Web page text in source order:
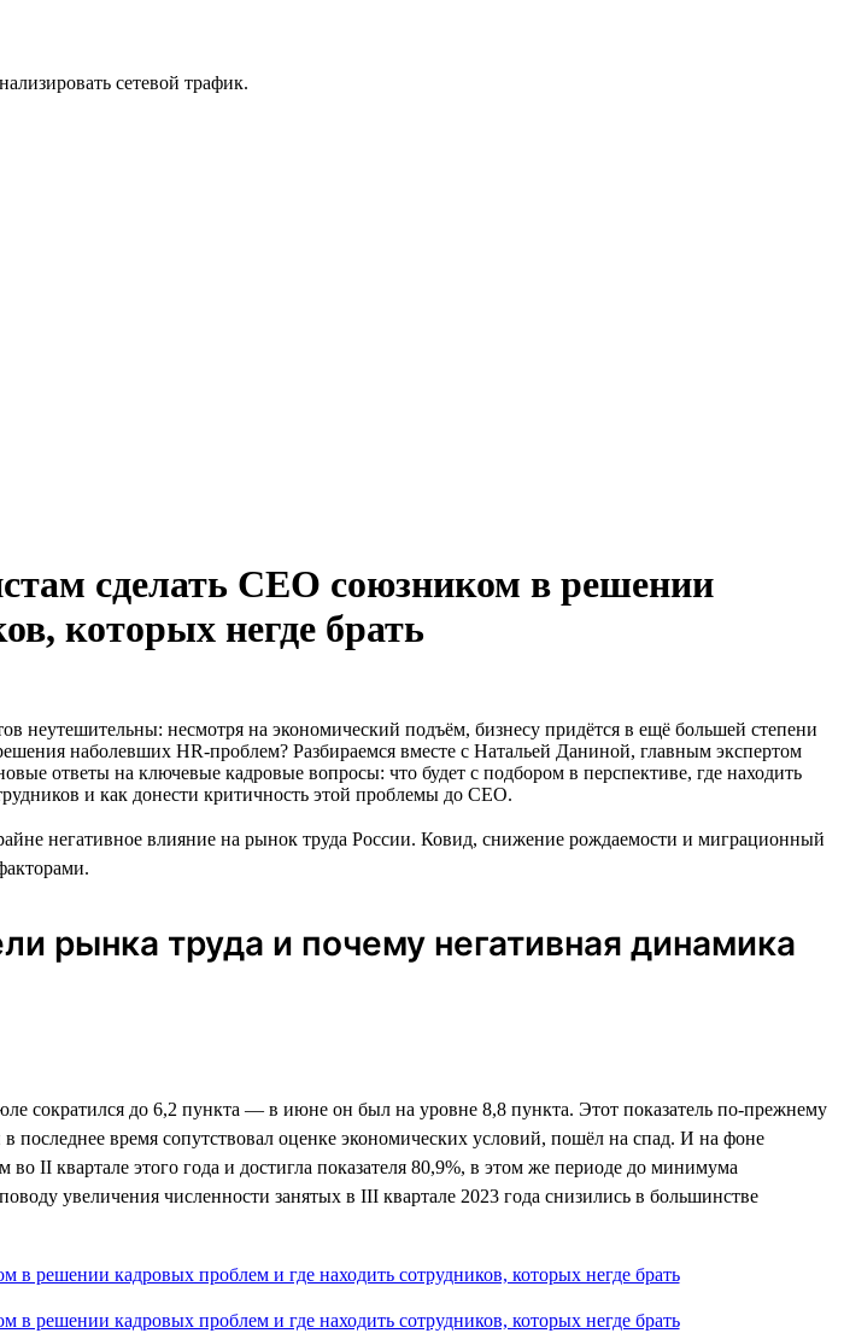
сетевой трафик.
сделать CEO союзником в решении
которых негде брать
неутешительны: несмотря на экономический подъём, бизнесу придётся в ещё большей степени
наболевших HR-проблем? Разбираемся вместе с Натальей Даниной, главным экспертом
ответы на ключевые кадровые вопросы: что будет с подбором в перспективе, где находить
и как донести критичность этой проблемы до CEO.
негативное влияние на рынок труда России. Ковид, снижение рождаемости и миграционный
рынка труда и почему негативная динамика
сократился до 6,2 пункта — в июне он был на уровне 8,8 пункта. Этот показатель по-прежнему
время сопутствовал оценке экономических условий, пошёл на спад. И на фоне
II квартале этого года и достигла показателя 80,9%, в этом же периоде до минимума
увеличения численности занятых в III квартале 2023 года снизились в большинстве